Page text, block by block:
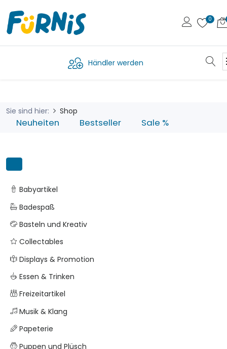
Händler werden
Sie sind hier: Shop
Neuheiten Bestseller Sale %
Babyartikel
Badespaß
Basteln und Kreativ
Collectables
Displays & Promotion
Essen & Trinken
Freizeitartikel
Musik & Klang
Papeterie
Puppen und Plüsch